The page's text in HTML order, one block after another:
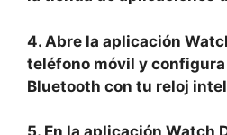
4. Abre la aplicación
teléfono móvil y
Bluetooth con tu reloj
5. En la aplicación Watch